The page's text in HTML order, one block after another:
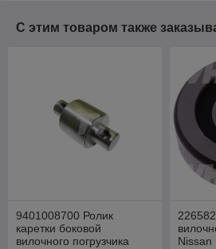
С этим товаром также
9401008700 Ролик
каретки боковой
вилочного погрузчика
Nissan